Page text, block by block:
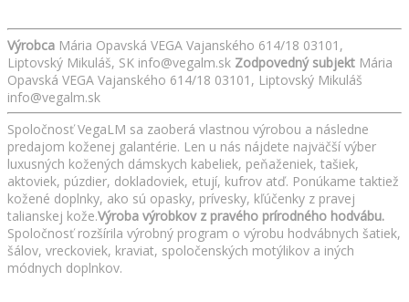
Výrobca Mária Opavská VEGA Vajanského 614/18 03101,
Liptovský Mikuláš, SK info@vegalm.sk Zodpovedný subjekt Mária
Opavská VEGA Vajanského 614/18 03101, Liptovský Mikuláš
info@vegalm.sk
Spoločnosť VegaLM sa zaoberá vlastnou výrobou a následne
predajom koženej galantérie. Len u nás nájdete najväčší výber
luxusných kožených dámskych kabeliek, peňaženiek, tašiek,
aktoviek, púzdier, dokladoviek, etují, kufrov atď. Ponúkame taktiež
kožené doplnky, ako sú opasky, prívesky, kľúčenky z pravej
talianskej kože.Výroba výrobkov z pravého prírodného hodvábu.
Spoločnosť rozšírila výrobný program o výrobu hodvábnych šatiek,
šálov, vreckoviek, kraviat, spoločenských motýlikov a iných
módnych doplnkov.